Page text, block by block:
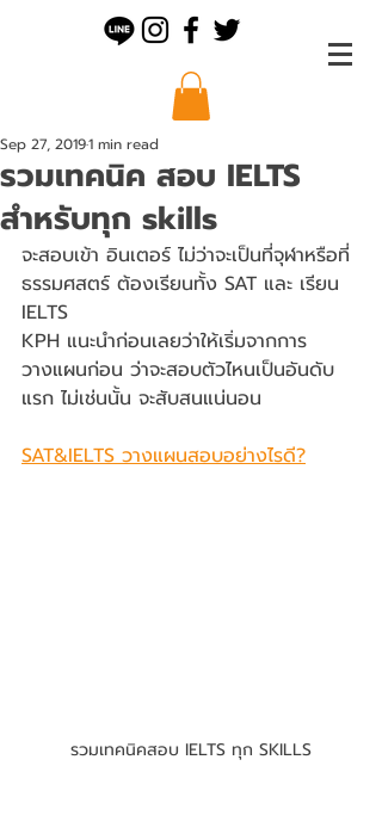
รวมเทคนิค สอบ IELTS
สำหรับทุก skills
Sep 27, 20191 min read
จะสอบเข้า อินเตอร์ ไม่ว่าจะเป็นที่จุฬาหรือที่
ธรรมศสตร์ ต้องเรียนทั้ง SAT และ เรียน
IELTS
KPH แนะนำก่อนเลยว่าให้เริ่มจากการ
วางแผนก่อน ว่าจะสอบตัวไหนเป็นอันดับ
แรก ไม่เช่นนั้น จะสับสนแน่นอน
SAT&IELTS วางแผนสอบอย่างไรดี?
รวมเทคนิคสอบ IELTS ทุก SKILLS